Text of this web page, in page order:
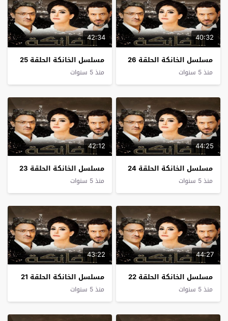
40:32
مسلسل الخانكة الحلقة 26
منذ 5 سنوات
42:34
مسلسل الخانكة الحلقة 25
منذ 5 سنوات
44:25
مسلسل الخانكة الحلقة 24
منذ 5 سنوات
42:12
مسلسل الخانكة الحلقة 23
منذ 5 سنوات
44:27
مسلسل الخانكة الحلقة 22
منذ 5 سنوات
43:22
مسلسل الخانكة الحلقة 21
منذ 5 سنوات